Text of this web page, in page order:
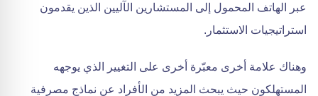
عبر الهاتف المحمول إلى المستشارين الآليين الذين يقدمون
استراتيجيات الاستثمار.
وهناك علامة أخرى معبّرة أخرى على التغيير الذي يوجهه
المستهلكون حيث يبحث المزيد من الأفراد عن نماذج مصرفية